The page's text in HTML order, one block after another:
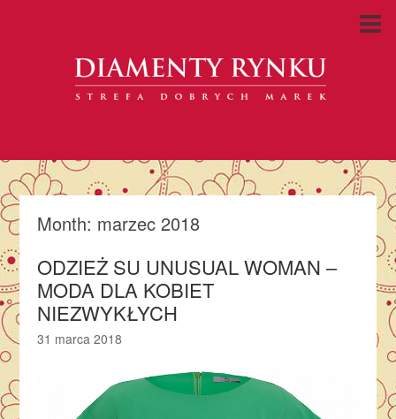
Month: marzec 2018
ODZIEŻ SU UNUSUAL WOMAN –
MODA DLA KOBIET
NIEZWYKŁYCH
31 marca 2018